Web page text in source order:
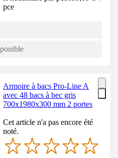
pce
Armoire à bacs Pro-Line A
avec 48 bacs à bec gris
700x1980x300 mm 2 portes
Cet article n'a pas encore été
noté.